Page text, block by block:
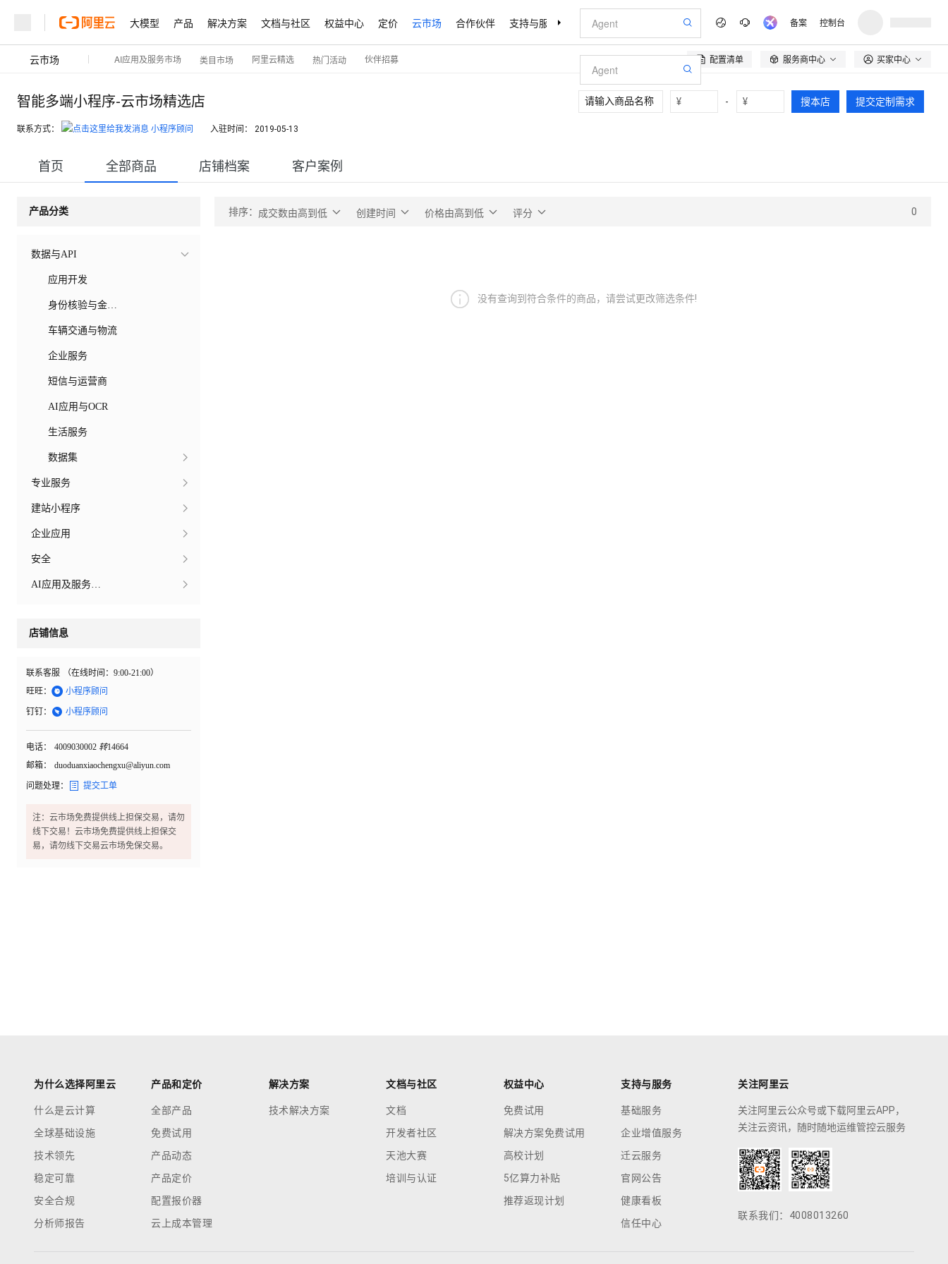
大模型 产品 解决方案 文档与社区 权益中心 定价 云市场 合作伙伴 支持与服务 了解阿里云 备案 控制台
云市场 AI应用及服务市场 类目市场 阿里云精选 热门活动 伙伴招募 配置清单  服务商中心 买家中心
智能多端小程序-云市场精选店
联系方式： 小程序顾问 入驻时间： 2019-05-13
¥ - ¥ 搜本店 提交定制需求
首页 全部商品 店铺档案 客户案例
产品分类
数据与API
应用开发
身份核验与金融银行
车辆交通与物流
企业服务
短信与运营商
AI应用与OCR
生活服务
数据集
专业服务
建站小程序
企业应用
安全
AI应用及服务市场
店铺信息
联系客服 （在线时间： 9:00-21:00）
旺旺：  小程序顾问
钉钉：  小程序顾问
电话： 4009030002 转14664
邮箱：
duoduanxiaochengxu@aliyun.com
问题处理：  提交工单
注：云市场免费提供线上担保交易，请勿
线下交易！云市场免费提供线上担保交
易，请勿线下交易云市场免保交易。
排序： 成交数由高到低 创建时间 价格由高到低 评分 0
没有查询到符合条件的商品，请尝试更改筛选条件!
为什么选择阿里云
什么是云计算
全球基础设施
技术领先
稳定可靠
安全合规
分析师报告
产品和定价
全部产品
免费试用
产品动态
产品定价
配置报价器
云上成本管理
解决方案
技术解决方案
文档与社区
文档
开发者社区
天池大赛
培训与认证
权益中心
免费试用
解决方案免费试用
高校计划
5亿算力补贴
推荐返现计划
支持与服务
基础服务
企业增值服务
迁云服务
官网公告
健康看板
信任中心
关注阿里云
关注阿里云公众号或下载阿里云APP，
关注云资讯，随时随地运维管控云服务
联系我们：4008013260